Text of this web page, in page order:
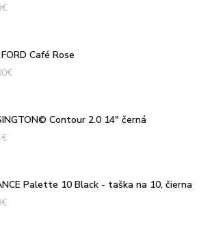
€
Café Rose
€
Contour 2.0 14" černá
€
Palette 10 Black - taška na 10, čierna
€